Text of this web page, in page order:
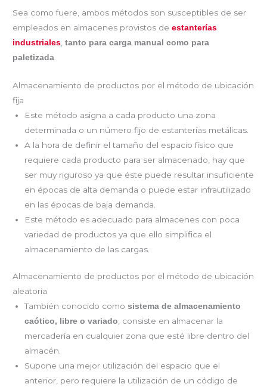
Sea como fuere, ambos métodos son susceptibles de ser
empleados en almacenes provistos deestanterías
industriales ,tanto para carga manual como para
paletizada
Almacenamiento de productos por el método de ubicación
fija
Este método asigna a cada producto una zona
determinada o un número fijo de estanterías metálicas.
A la hora de definir el tamaño del espacio físico que
requiere cada producto para ser almacenado, hay que
ser muy riguroso ya que éste puede resultar insuficiente
en épocas de alta demanda o puede estar infrautilizado
en las épocas de baja demanda.
Este método es adecuado para almacenes con poca
variedad de productos ya que ello simplifica el
almacenamiento de las cargas.
Almacenamiento de productos por el método de ubicación
aleatoria
También conocido comosistema de almacenamiento
caótico, libre o variado, consiste en almacenar la
mercadería en cualquier zona que esté libre dentro del
almacén.
Supone una mejor utilización del espacio que el
anterior, pero requiere la utilización de un código de